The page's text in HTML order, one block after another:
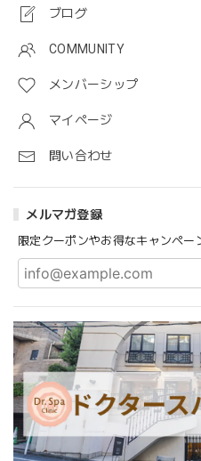
ブログ
COMMUNITY
メンバーシップ
マイページ
問い合わせ
メルマガ登録
限定クーポンやお得なキャンペー